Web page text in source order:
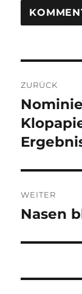
ZURÜCK
Vorheriger
Beitrag:
WEITER
Nächster
Nasen